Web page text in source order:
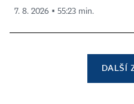
7. 8. 2026 ▪ 55:23 min.
DALŠÍ